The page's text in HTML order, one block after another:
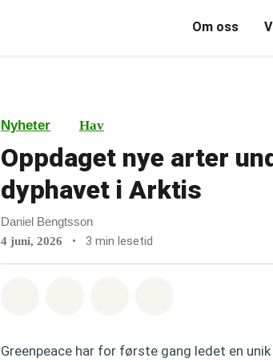
Om oss
Nyheter Hav
Oppdaget nye arter
dyphavet i Arktis
Daniel Bengtsson
4 juni, 2026 • 3 min lesetid
Greenpeace har for første gang ledet en